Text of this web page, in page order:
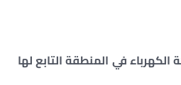
الكهرباء في المنطقة التابع لها